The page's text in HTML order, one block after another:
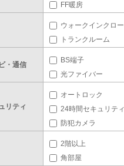
FF暖房
ウォークインクロ
トランクルーム
・通信
BS端子
光ファイバー
リティ
オートロック
24時間セキュリティ
防犯カメラ
2階以上
角部屋